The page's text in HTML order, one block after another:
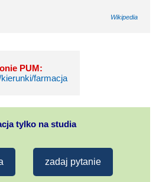
Wikipedia
PUM:
farmacja
tylko na studia
zadaj pytanie